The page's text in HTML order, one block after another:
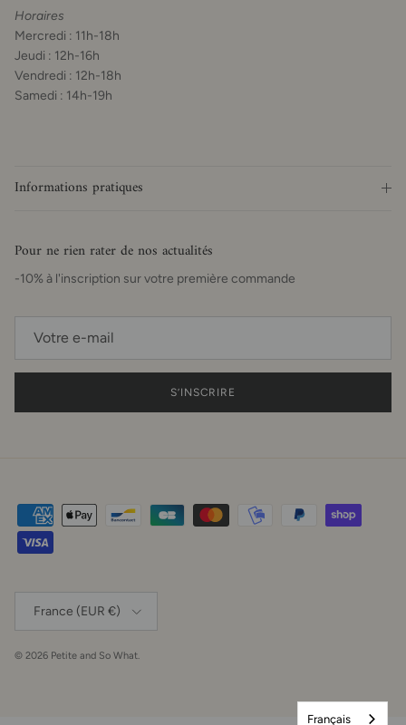
Horaires
Mercredi : 11h-18h
Jeudi : 12h-16h
Vendredi : 12h-18h
Samedi : 14h-19h
Informations pratiques
Pour ne rien rater de nos actualités
-10% à l'inscription sur votre première commande
S’INSCRIRE
France (EUR €)
© 2026 Petite and So What.
Français